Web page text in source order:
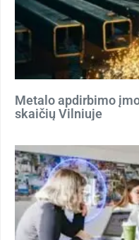
Metalo apdirbimo
skaičių Vilniuje